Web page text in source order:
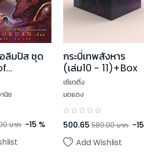
ลิมปัส ชุด
ปกอ่อน)
นิช
บาท -15 %
กระบี่เทพสังหาร
(เล่ม10 - 11)+Box
เซียวติ่ง
มดแดง
500.65 589.00 บาท -15
Add Wishlist